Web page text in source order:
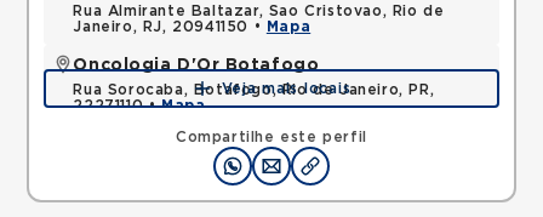
Compartilhe este perfil
Rua Almirante Baltazar, Sao Cristovao, Rio de
Janeiro, RJ, 20941150 •
Mapa
Oncologia D'Or Botafogo
Rua Sorocaba, Botafogo, Rio de Janeiro, PR,
22271110 •Mapa
Veja mais locais